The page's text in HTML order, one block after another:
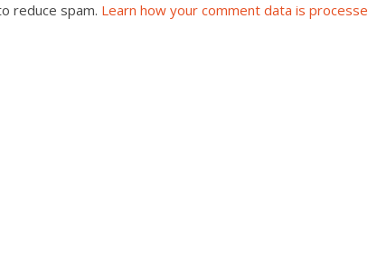
reduce spam. Learn how your comment data is